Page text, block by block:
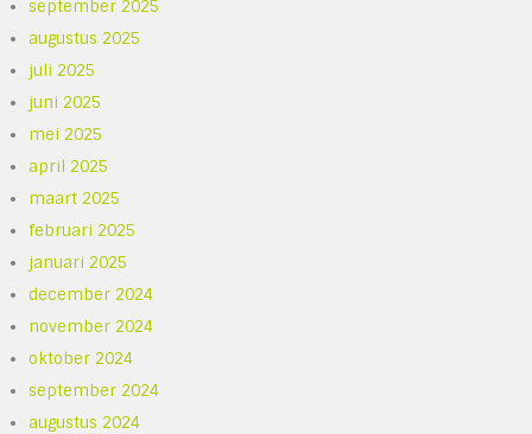
september 2025
augustus 2025
juli 2025
juni 2025
mei 2025
april 2025
maart 2025
februari 2025
januari 2025
december 2024
november 2024
oktober 2024
september 2024
augustus 2024